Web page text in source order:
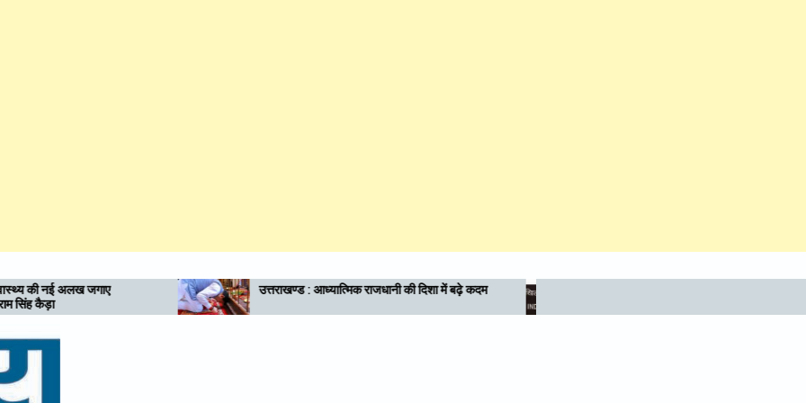
उत्तराखण्ड : आध्यात्मिक राजधानी की दिशा में बढ़े कदम
उत्तराखण्ड में अखिल भारतीय आयुर्वेद संस्थान (AIIA) की
स्थापना का रखा मजबूत पक्ष